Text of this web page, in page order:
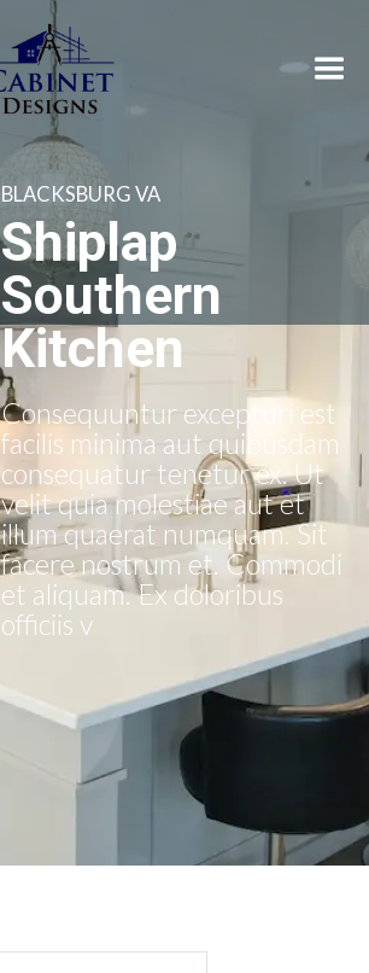
BLACKSBURG VA
Shiplap
Southern
Kitchen
Consequuntur excepturi est
facilis minima aut quibusdam
consequatur tenetur ex. Ut
velit quia molestiae aut et
illum quaerat numquam. Sit
facere nostrum et. Commodi
et aliquam. Ex doloribus
officiis v